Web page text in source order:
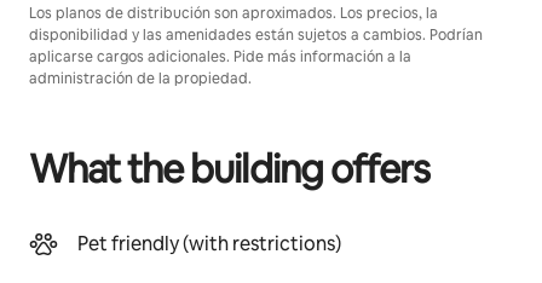
Los planos de distribución son aproximados. Los precios, la
disponibilidad y las amenidades están sujetos a cambios. Podrían
aplicarse cargos adicionales. Pide más información a la
administración de la propiedad.
What the building offers
Pet friendly (with restrictions)